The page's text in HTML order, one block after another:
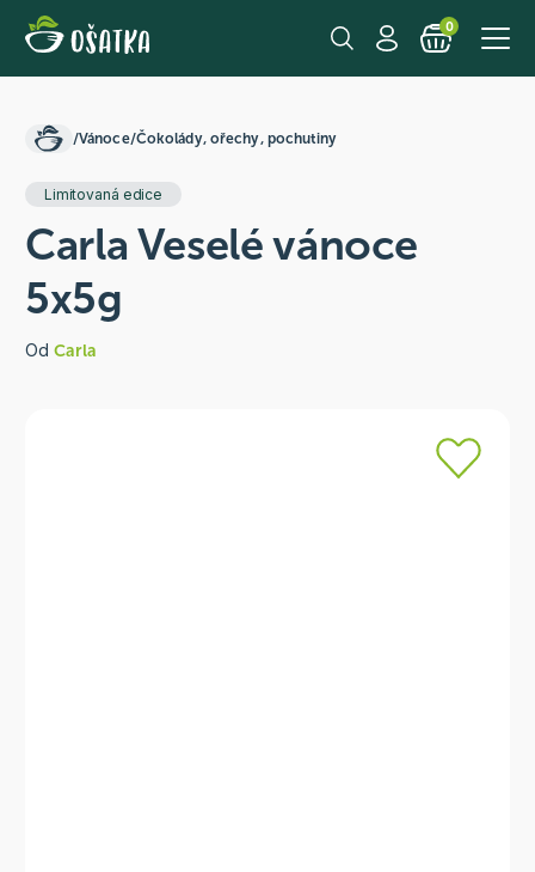
0
/Vánoce/Čokolády, ořechy, pochutiny
Limitovaná edice
Carla Veselé vánoce
5x5g
Od Carla